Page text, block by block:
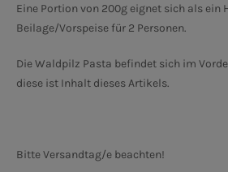
Eine Portion von 200g eignet sich als ein
Beilage/Vorspeise für 2 Personen.
Die Waldpilz Pasta befindet sich im
diese ist Inhalt dieses Artikels.
Bitte Versandtag/e beachten!